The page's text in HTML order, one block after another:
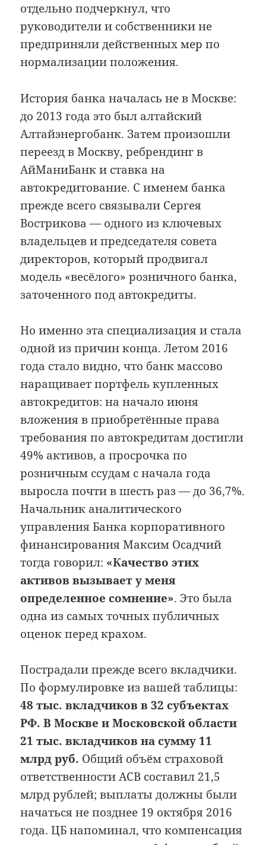
отдельно подчеркнул, что
руководители и собственники не
предприняли действенных мер по
нормализации положения.
История банка началась не в Москве:
до 2013 года это был алтайский
Алтайэнергобанк. Затем произошли
переезд в Москву, ребрендинг в
АйМаниБанк и ставка на
автокредитование. С именем банка
прежде всего связывали Сергея
Вострикова — одного из ключевых
владельцев и председателя совета
директоров, который продвигал
модель «весёлого» розничного банка,
заточенного под автокредиты.
Но именно эта специализация и стала
одной из причин конца. Летом 2016
года стало видно, что банк массово
наращивает портфель купленных
автокредитов: на начало июня
вложения в приобретённые права
требования по автокредитам достигли
49% активов, а просрочка по
розничным ссудам с начала года
выросла почти в шесть раз — до 36,7%.
Начальник аналитического
управления Банка корпоративного
финансирования Максим Осадчий
тогда говорил: «Качество этих
активов вызывает у меня
определенное сомнение». Это была
одна из самых точных публичных
оценок перед крахом.
Пострадали прежде всего вкладчики.
По формулировке из вашей таблицы:
48 тыс. вкладчиков в 32 субъектах
РФ. В Москве и Московской области
21 тыс. вкладчиков на сумму 11
млрд руб. Общий объём страховой
ответственности АСВ составил 21,5
млрд рублей; выплаты должны были
начаться не позднее 19 октября 2016
года. ЦБ напоминал, что компенсация